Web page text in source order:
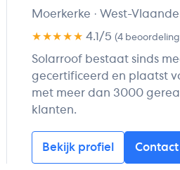
Moerkerke · West-
★★★★★ 4.1/5(4
Solarroof bestaat sinds
gecertificeerd en plaatst
met meer dan 3000
klanten.
Bekijk profiel